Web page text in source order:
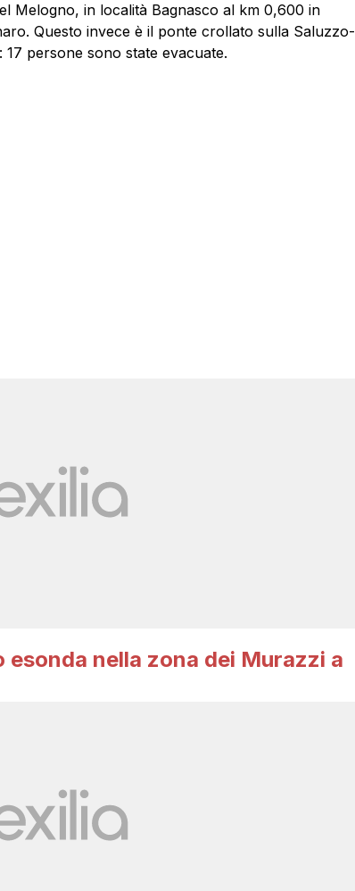
Melogno, in località Bagnasco al km 0,600 in
Questo invece è il ponte crollato sulla Saluzzo-
persone sono state evacuate.
esonda nella zona dei Murazzi a